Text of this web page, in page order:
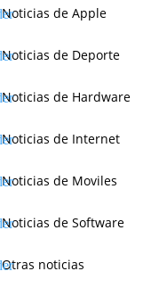
Noticias de Apple
Noticias de Deporte
Noticias de Hardware
Noticias de Internet
Noticias de Moviles
Noticias de Software
Otras noticias